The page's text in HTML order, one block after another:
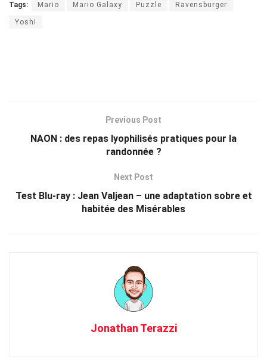
Tags: Mario Mario Galaxy Puzzle Ravensburger
Yoshi
Previous Post
NAON : des repas lyophilisés pratiques pour la
randonnée ?
Next Post
Test Blu-ray : Jean Valjean – une adaptation sobre et
habitée des Misérables
Jonathan Terazzi